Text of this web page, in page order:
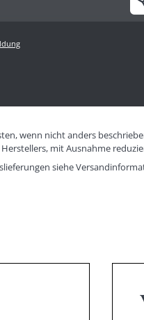
wenn nicht anders
mit Ausnahme
siehe